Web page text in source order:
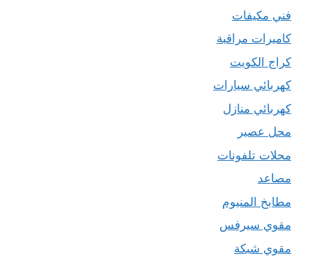
فني مكيفات
كاميرات مراقبة
كراج الكويت
كهربائي سيارات
كهربائي منازل
محل عصير
محلات تلفونات
مصاعد
مطابخ المنيوم
مقوي سيرفس
مقوي شبكة